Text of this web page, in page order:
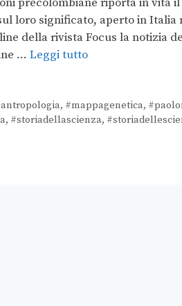
loro significato, aperto in Italia
della rivista Focus la notizia
… Leggi tutto
, #mappagenetica,
, #storiadellascienza,